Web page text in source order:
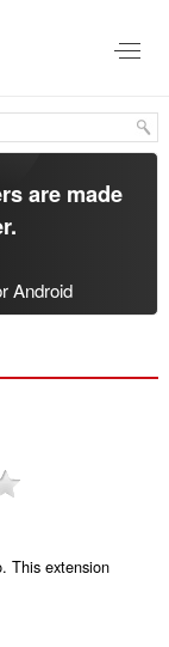
are made
.
Android
This extension